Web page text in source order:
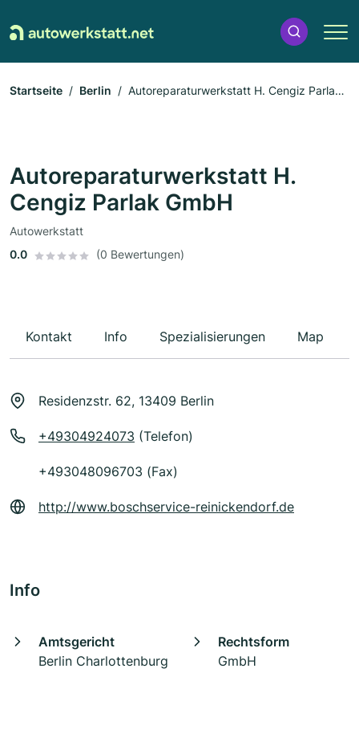
Startseite Berlin
Autoreparaturwerkstatt H. Cengiz Parlak
Autoreparaturwerkstatt H.
Cengiz Parlak GmbH
Autowerkstatt
0.0
(0 Bewertungen)
Kontakt Info Spezialisierungen Map
Residenzstr. 62, 13409 Berlin
+49304924073 (Telefon)
+493048096703 (Fax)
http://www.boschservice-reinickendorf.de
Info
Amtsgericht
Berlin Charlottenburg
Rechtsform
GmbH